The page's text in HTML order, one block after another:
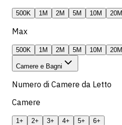
500K 1M 2M 5M 10M 20M
Max
500K 1M 2M 5M 10M 20M
Camere e Bagni
Numero di Camere da Letto
Camere
1+ 2+ 3+ 4+ 5+ 6+